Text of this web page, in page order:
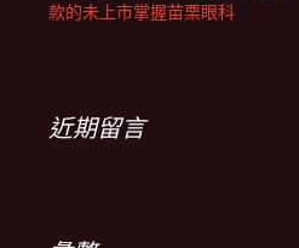
款的未上市掌握苗栗眼科
近期留言